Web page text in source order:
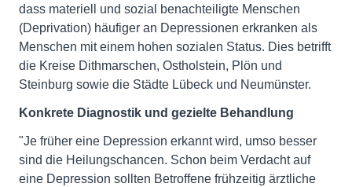
dass materiell und sozial benachteiligte Menschen
(Deprivation) häufiger an Depressionen erkranken als
Menschen mit einem hohen sozialen Status. Dies betrifft
die Kreise Dithmarschen, Ostholstein, Plön und
Steinburg sowie die Städte Lübeck und Neumünster.
Konkrete Diagnostik und gezielte Behandlung
"Je früher eine Depression erkannt wird, umso besser
sind die Heilungschancen. Schon beim Verdacht auf
eine Depression sollten Betroffene frühzeitig ärztliche